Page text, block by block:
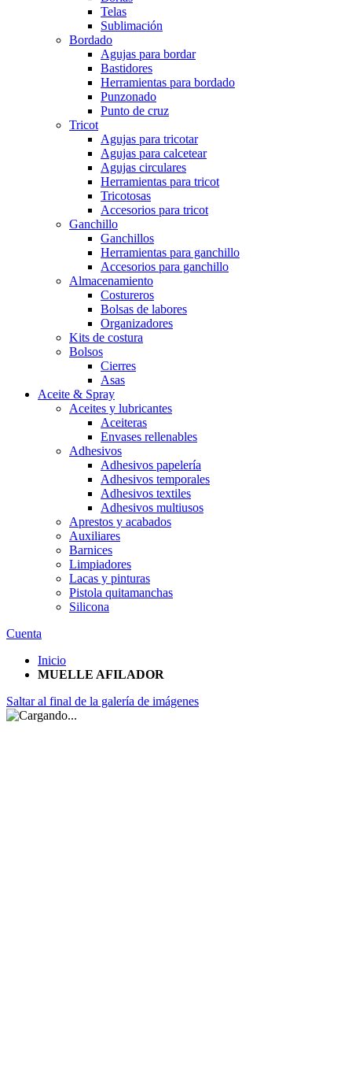
Telas
Sublimación
Bordado
Agujas para bordar
Bastidores
Herramientas para bordado
Punzonado
Punto de cruz
Tricot
Agujas para tricotar
Agujas para calcetear
Agujas circulares
Herramientas para tricot
Tricotosas
Accesorios para tricot
Ganchillo
Ganchillos
Herramientas para ganchillo
Accesorios para ganchillo
Almacenamiento
Costureros
Bolsas de labores
Organizadores
Kits de costura
Bolsos
Cierres
Asas
Aceite & Spray
Aceites y lubricantes
Aceiteras
Envases rellenables
Adhesivos
Adhesivos papelería
Adhesivos temporales
Adhesivos textiles
Adhesivos multiusos
Aprestos y acabados
Auxiliares
Barnices
Limpiadores
Lacas y pinturas
Pistola quitamanchas
Silicona
Cuenta
Inicio
MUELLE AFILADOR
Saltar al final de la galería de imágenes